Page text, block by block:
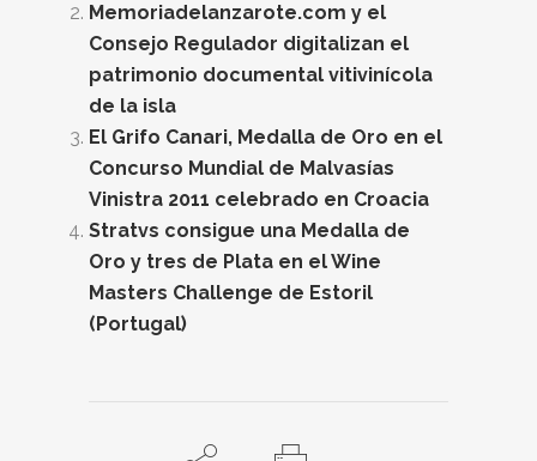
Memoriadelanzarote.com y el
Consejo Regulador digitalizan el
patrimonio documental vitivinícola
de la isla
El Grifo Canari, Medalla de Oro en el
Concurso Mundial de Malvasías
Vinistra 2011 celebrado en Croacia
Stratvs consigue una Medalla de
Oro y tres de Plata en el Wine
Masters Challenge de Estoril
(Portugal)